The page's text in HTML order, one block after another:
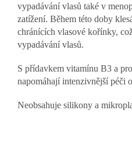
vypadávání vlasů také v
zatížení. Během této doby
chránících vlasové kořínky,
vypadávání vlasů.
S přídavkem vitamínu B3 a
napomáhají intenzivnější péči
Neobsahuje silikony a